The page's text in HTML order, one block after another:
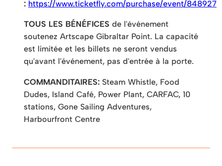
: https://www.ticketfly.com/purchase/event/848927
TOUS LES BÉNÉFICES de l'événement
soutenez Artscape Gibraltar Point. La capacité
est limitée et les billets ne seront vendus
qu'avant l'événement, pas d'entrée à la porte.
COMMANDITAIRES: Steam Whistle, Food
Dudes, Island Café, Power Plant, CARFAC, 10
stations, Gone Sailing Adventures,
Harbourfront Centre